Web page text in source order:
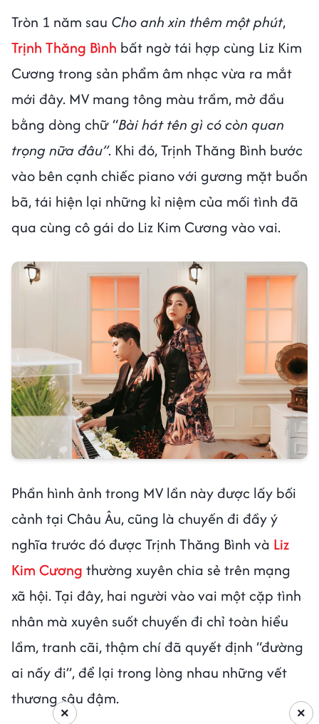
Tròn 1 năm sau Cho anh xin thêm một phút,
Trịnh Thăng Bình bất ngờ tái hợp cùng Liz Kim
Cương trong sản phẩm âm nhạc vừa ra mắt
mới đây. MV mang tông màu trầm, mở đầu
bằng dòng chữ “Bài hát tên gì có còn quan
trọng nữa đâu”. Khi đó, Trịnh Thăng Bình bước
vào bên cạnh chiếc piano với gương mặt buồn
bã, tái hiện lại những kỉ niệm của mối tình đã
qua cùng cô gái do Liz Kim Cương vào vai.
Phần hình ảnh trong MV lần này được lấy bối
cảnh tại Châu Âu, cũng là chuyến đi đầy ý
nghĩa trước đó được Trịnh Thăng Bình và Liz
Kim Cương thường xuyên chia sẻ trên mạng
xã hội. Tại đây, hai người vào vai một cặp tình
nhân mà xuyên suốt chuyến đi chỉ toàn hiểu
lầm, tranh cãi, thậm chí đã quyết định “đường
ai nấy đi”, để lại trong lòng nhau những vết
thương sâu đậm.
×
×